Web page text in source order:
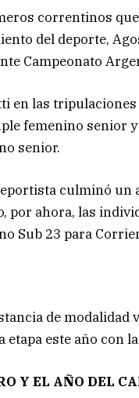
correntinos
del deporte,
Campeonato
en las
femenino senior y
senior.
culminó un
por ahora, las
Sub 23 para
de modalidad
etapa este año con
Y EL AÑO DEL